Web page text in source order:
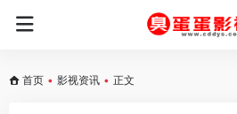
首页 • 影视资讯 • 正文